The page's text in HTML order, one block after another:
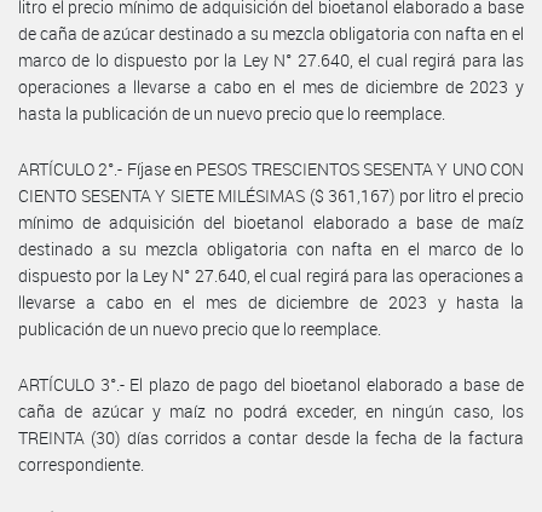
litro el precio mínimo de adquisición del bioetanol elaborado a base
de caña de azúcar destinado a su mezcla obligatoria con nafta en el
marco de lo dispuesto por la Ley N° 27.640, el cual regirá para las
operaciones a llevarse a cabo en el mes de diciembre de 2023 y
hasta la publicación de un nuevo precio que lo reemplace.
ARTÍCULO 2°.- Fíjase en PESOS TRESCIENTOS SESENTA Y UNO CON
CIENTO SESENTA Y SIETE MILÉSIMAS ($ 361,167) por litro el precio
mínimo de adquisición del bioetanol elaborado a base de maíz
destinado a su mezcla obligatoria con nafta en el marco de lo
dispuesto por la Ley N° 27.640, el cual regirá para las operaciones a
llevarse a cabo en el mes de diciembre de 2023 y hasta la
publicación de un nuevo precio que lo reemplace.
ARTÍCULO 3°.- El plazo de pago del bioetanol elaborado a base de
caña de azúcar y maíz no podrá exceder, en ningún caso, los
TREINTA (30) días corridos a contar desde la fecha de la factura
correspondiente.